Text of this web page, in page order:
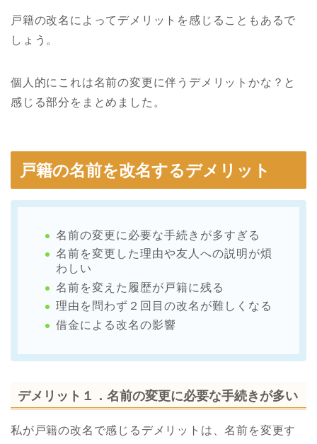
戸籍の改名によってデメリットを感じることもあるで
しょう。
個人的にこれは名前の変更に伴うデメリットかな？と
感じる部分をまとめました。
戸籍の名前を改名するデメリット
名前の変更に必要な手続きが多すぎる
名前を変更した理由や友人への説明が煩
わしい
名前を変えた履歴が戸籍に残る
理由を問わず２回目の改名が難しくなる
借金による改名の影響
デメリット１．名前の変更に必要な手続きが多い
私が戸籍の改名で感じるデメリットは、名前を変更す